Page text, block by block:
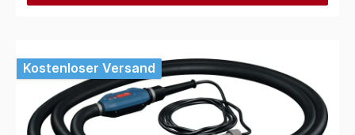
Kostenloser Versand